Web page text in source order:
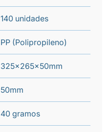
140 unidades
PP (Polipropileno)
325x265x50mm
50mm
40 gramos